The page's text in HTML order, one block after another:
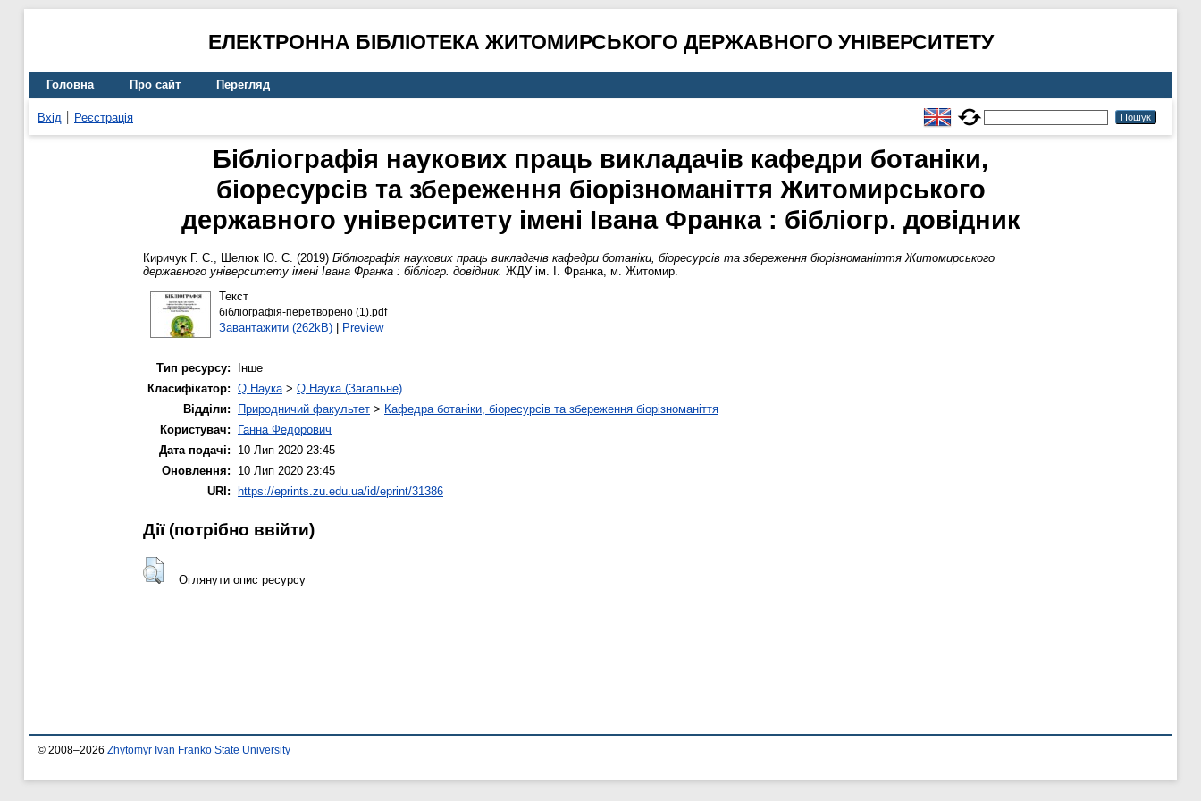
ЕЛЕКТРОННА БІБЛІОТЕКА ЖИТОМИРСЬКОГО ДЕРЖАВНОГО УНІВЕРСИТЕТУ
Головна Про сайт Перегляд
Вхід Реєстрація
Бібліографія наукових праць викладачів кафедри ботаніки,
біоресурсів та збереження біорізноманіття Житомирського
державного університету імені Івана Франка : бібліогр. довідник
Киричук Г. Є., Шелюк Ю. С. (2019) Бібліографія наукових праць викладачів кафедри ботаніки, біоресурсів та збереження біорізноманіття Житомирського
державного університету імені Івана Франка : бібліогр. довідник. ЖДУ ім. І. Франка, м. Житомир.
Текст
бібліографія-перетворено (1).pdf
Завантажити (262kB)| Preview
Тип ресурсу:
Інше
Класифікатор: Q Наука> Q Наука (Загальне)
Відділи:
Природничий факультет > Кафедра ботаніки, біоресурсів та збереження біорізноманіття
Користувач:
Ганна Федорович
Дата подачі:
10 Лип 2020 23:45
Оновлення:
10 Лип 2020 23:45
URI:
https://eprints.zu.edu.ua/id/eprint/31386
Дії ​​(потрібно ввійти)
Оглянути опис ресурсу
© 2008–2026 Zhytomyr Ivan Franko State University